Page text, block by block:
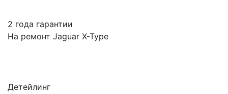
2 года гарантии
На ремонт Jaguar X-Type
Детейлинг